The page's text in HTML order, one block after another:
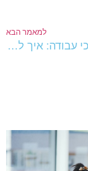
למאמר הבא
ייעול תהליכי עבודה: איך לשפר תהליכים בארגון?